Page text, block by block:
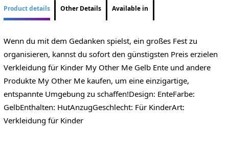
Product details Other Details Available in
Wenn du mit dem Gedanken spielst, ein großes Fest zu
organisieren, kannst du sofort den günstigsten Preis erzielen
Verkleidung für Kinder My Other Me Gelb Ente und andere
Produkte My Other Me kaufen, um eine einzigartige,
entspannte Umgebung zu schaffen!Design: EnteFarbe:
GelbEnthalten: HutAnzugGeschlecht: Für KinderArt:
Verkleidung für Kinder